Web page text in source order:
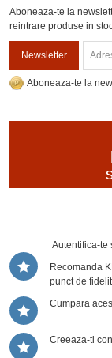
Aboneaza-te la
reintrare produse in
Newsletter
Aboneaza-te la
Autentifica-te
Recomanda
punct de
Cumpara
Creeaza-ti